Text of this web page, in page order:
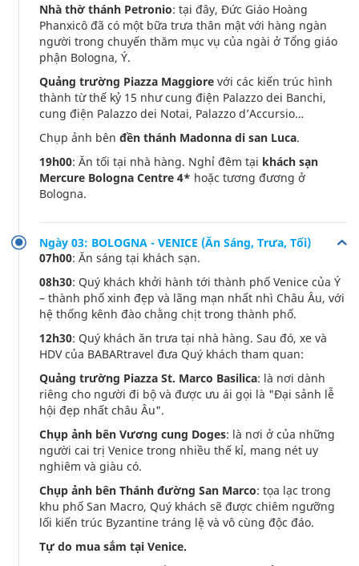
Nhà thờ thánh Petronio: tại đây, Đức Giáo Hoàng
Phanxicô đã có một bữa trưa thân mật với hàng ngàn
người trong chuyến thăm mục vụ của ngài ở Tổng giáo
phận Bologna, Ý.
Quảng trường Piazza Maggiore với các kiến trúc hình
thành từ thế kỷ 15 như cung điện Palazzo dei Banchi,
cung điện Palazzo dei Notai, Palazzo d’Accursio…
Chụp ảnh bên đền thánh Madonna di san Luca.
19h00: Ăn tối tại nhà hàng. Nghỉ đêm tại khách sạn
Mercure Bologna Centre 4* hoặc tương đương ở
Bologna.
Ngày 03: BOLOGNA - VENICE (Ăn Sáng, Trưa, Tối)
07h00: Ăn sáng tại khách sạn.
08h30: Quý khách khởi hành tới thành phố Venice của Ý
– thành phố xinh đẹp và lãng mạn nhất nhì Châu Âu, với
hệ thống kênh đào chằng chịt trong thành phố.
12h30: Quý khách ăn trưa tại nhà hàng. Sau đó, xe và
HDV của BABARtravel đưa Quý khách tham quan:
Quảng trường Piazza St. Marco Basilica: là nơi dành
riêng cho người đi bộ và được ưu ái gọi là "Đại sảnh lễ
hội đẹp nhất châu Âu".
Chụp ảnh bên Vương cung Doges: là nơi ở của những
người cai trị Venice trong nhiều thế kỉ, mang nét uy
nghiêm và giàu có.
Chụp ảnh bên Thánh đường San Marco: tọa lạc trong
khu phố San Macro, Quý khách sẽ được chiêm ngưỡng
lối kiến trúc Byzantine tráng lệ và vô cùng độc đáo.
Tự do mua sắm tại Venice.